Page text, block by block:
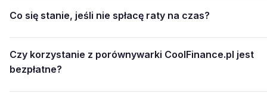
Co się stanie, jeśli nie spłacę raty na czas?
Czy korzystanie z porównywarki CoolFinance.pl jest
bezpłatne?